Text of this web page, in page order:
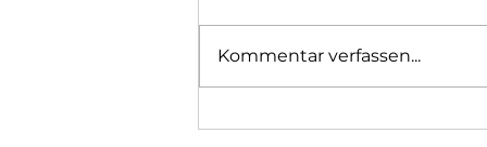
Kommentar verfassen...